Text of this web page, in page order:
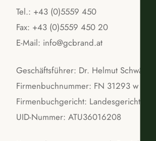
Tel.: +43 (0)5559 450
Fax: +43 (0)5559 450 20
E-Mail: info@gcbrand.at
Geschäftsführer: Dr. Helmut Schwärzler
Firmenbuchnummer: FN 31293 w
Firmenbuchgericht: Landesgericht
UID-Nummer: ATU36016208